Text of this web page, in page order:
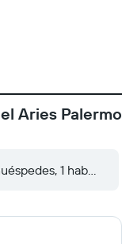
Aries Palermo
1